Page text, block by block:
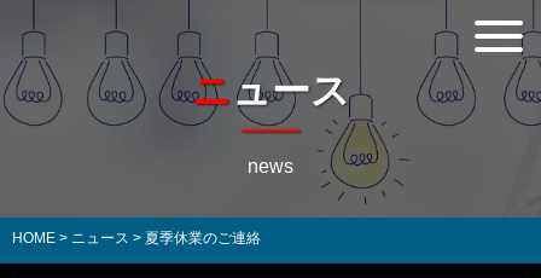
ニュース
news
HOME > ニュース > 夏季休業のご連絡